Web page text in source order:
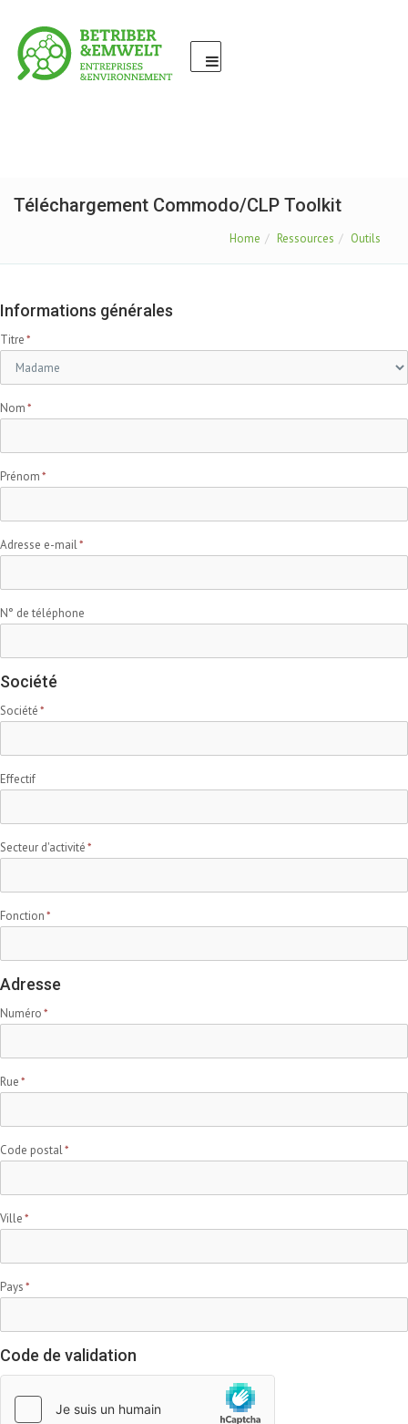
Téléchargement Commodo/CLP Toolkit
Home Ressources Outils
Informations générales
Titre
Nom
Prénom
Adresse e-mail
N° de téléphone
Société
Société
Effectif
Secteur d'activité
Fonction
Adresse
Numéro
Rue
Code postal
Ville
Pays
Code de validation